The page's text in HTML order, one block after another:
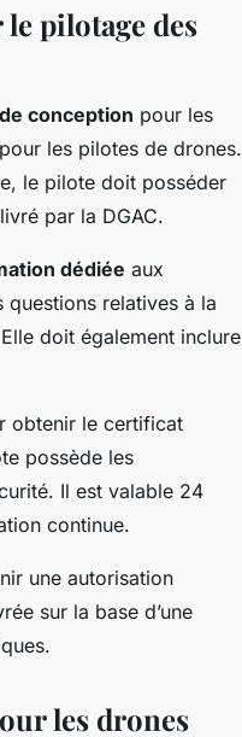
pilotage des
conception pour les
les pilotes de drones.
le pilote doit posséder
par la DGAC.
dédiée aux
relatives à la
doit également inclure
obtenir le certificat
possède les
Il est valable 24
continue.
une autorisation
sur la base d’une
les drones